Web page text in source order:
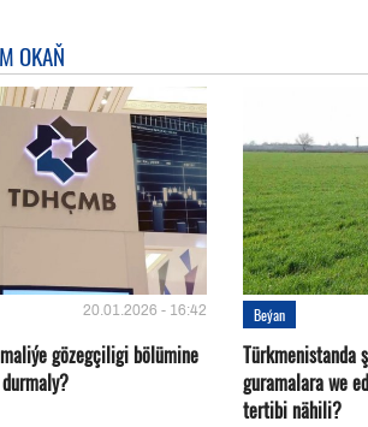
OKAŇ
20.01.2026 - 16:42
gözegçiligi bölümine
Beýan
Türkmenistanda
guramalara we
tertibi nähili?